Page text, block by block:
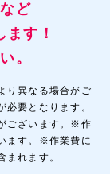
ど
す！
。
り異なる場合がご
要となります。
ございます。※作
ます。※作業費に
れます。